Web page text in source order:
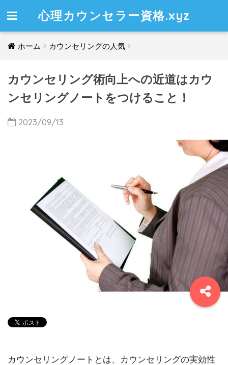
心理カウンセラー資格.xyz
ホーム カウンセリングの人気
カウンセリング術向上への近道はカウ
ンセリングノートをつけること！
2023/09/13
カウンセリングノートとは、カウンセリングの実効性